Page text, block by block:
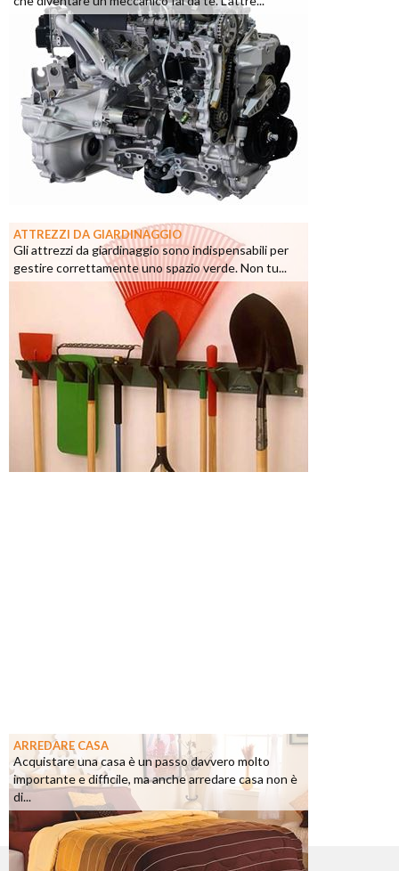
ATTREZZI DA GIARDINAGGIO
Gli attrezzi da giardinaggio sono indispensabili per
gestire correttamente uno spazio verde. Non tu...
ARREDARE CASA
Acquistare una casa è un passo davvero molto
importante e difficile, ma anche arredare casa non è
di...